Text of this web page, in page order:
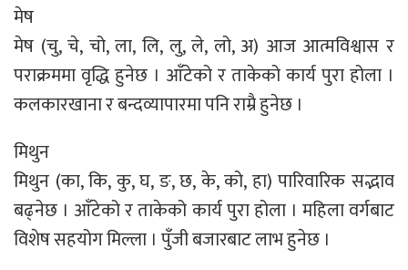
मेष
मेष (चु, चे, चो, ला, लि, लु, ले, लो, अ) आज आत्मविश्वास र
पराक्रममा वृद्धि हुनेछ । आँटेको र ताकेको कार्य पुरा होला ।
कलकारखाना र बन्दव्यापारमा पनि राम्रै हुनेछ ।
मिथुन
मिथुन (का, कि, कु, घ, ङ, छ, के, को, हा) पारिवारिक सद्भाव
बढ्नेछ । आँटेको र ताकेको कार्य पुरा होला । महिला वर्गबाट
विशेष सहयोग मिल्ला । पुँजी बजारबाट लाभ हुनेछ ।